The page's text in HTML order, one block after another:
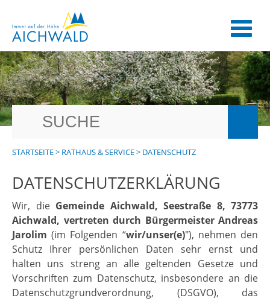
STARTSEITE> RATHAUS & SERVICE> DATENSCHUTZ
DATENSCHUTZERKLÄRUNG
Wir, die Gemeinde Aichwald, Seestraße 8, 73773
Aichwald, vertreten durch Bürgermeister Andreas
Jarolim (im Folgenden “wir/unser(e)"), nehmen den
Schutz Ihrer persönlichen Daten sehr ernst und
halten uns streng an alle geltenden Gesetze und
Vorschriften zum Datenschutz, insbesondere an die
Datenschutzgrundverordnung, (DSGVO), das